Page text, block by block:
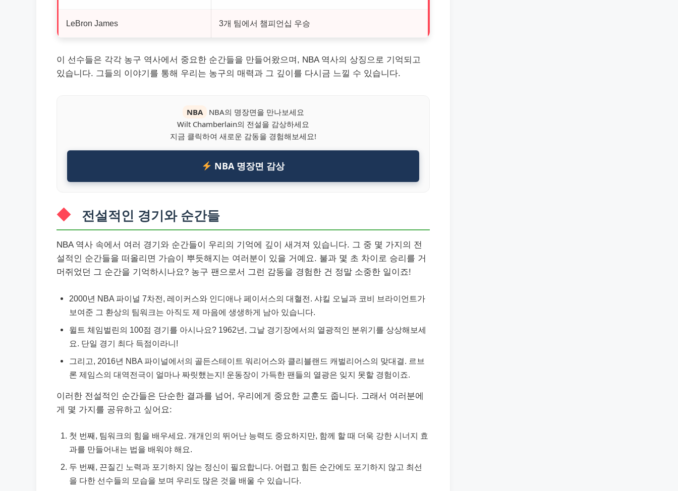
LeBron James 3개 팀에서 챔피언십 우승
이 선수들은 각각 농구 역사에서 중요한 순간들을 만들어왔으며, NBA 역사의 상징으로 기억되고
있습니다. 그들의 이야기를 통해 우리는 농구의 매력과 그 깊이를 다시금 느낄 수 있습니다.
NBA
NBA의 명장면을 만나보세요
Wilt Chamberlain의 전설을 감상하세요
지금 클릭하여 새로운 감동을 경험해보세요!
NBA 명장면 감상
전설적인 경기와 순간들
NBA 역사 속에서 여러 경기와 순간들이 우리의 기억에 깊이 새겨져 있습니다. 그 중 몇 가지의 전
설적인 순간들을 떠올리면 가슴이 뿌듯해지는 여러분이 있을 거예요. 불과 몇 초 차이로 승리를 거
머쥐었던 그 순간을 기억하시나요? 농구 팬으로서 그런 감동을 경험한 건 정말 소중한 일이죠!
2000년 NBA 파이널 7차전, 레이커스와 인디애나 페이서스의 대혈전. 샤킬 오닐과 코비 브라이언트가
보여준 그 환상의 팀워크는 아직도 제 마음에 생생하게 남아 있습니다.
윌트 체임벌린의 100점 경기를 아시나요? 1962년, 그날 경기장에서의 열광적인 분위기를 상상해보세
요. 단일 경기 최다 득점이라니!
그리고, 2016년 NBA 파이널에서의 골든스테이트 워리어스와 클리블랜드 캐벌리어스의 맞대결. 르브
론 제임스의 대역전극이 얼마나 짜릿했는지! 운동장이 가득한 팬들의 열광은 잊지 못할 경험이죠.
이러한 전설적인 순간들은 단순한 결과를 넘어, 우리에게 중요한 교훈도 줍니다. 그래서 여러분에
게 몇 가지를 공유하고 싶어요:
첫 번째, 팀워크의 힘을 배우세요. 개개인의 뛰어난 능력도 중요하지만, 함께 할 때 더욱 강한 시너지 효
과를 만들어내는 법을 배워야 해요.
두 번째, 끈질긴 노력과 포기하지 않는 정신이 필요합니다. 어렵고 힘든 순간에도 포기하지 않고 최선
을 다한 선수들의 모습을 보며 우리도 많은 것을 배울 수 있습니다.